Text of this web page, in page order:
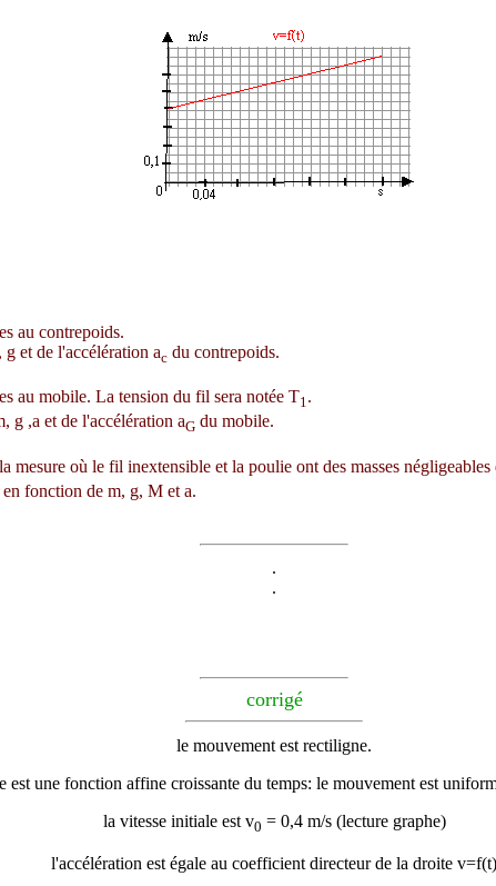
au contrepoids.
et de l'accélération ac du contrepoids.
au mobile. La tension du fil sera notée T1.
g ,a et de l'accélération aG du mobile.
mesure où le fil inextensible et la poulie ont des masses
fonction de m, g, M et a.
.
.
corrigé
le mouvement est rectiligne.
est une fonction affine croissante du temps: le mouvement est
la vitesse initiale est v0 = 0,4 m/s (lecture graphe)
l'accélération est égale au coefficient directeur de la droite v=f(t)